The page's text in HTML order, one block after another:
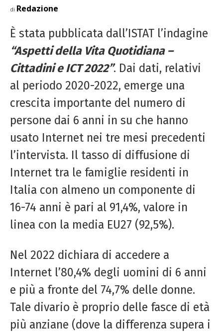
di Redazione
È stata pubblicata dall’ISTAT l’indagine
“Aspetti della Vita Quotidiana –
Cittadini e ICT 2022”. Dai dati, relativi
al periodo 2020-2022, emerge una
crescita importante del numero di
persone dai 6 anni in su che hanno
usato Internet nei tre mesi precedenti
l’intervista. Il tasso di diffusione di
Internet tra le famiglie residenti in
Italia con almeno un componente di
16-74 anni è pari al 91,4%, valore in
linea con la media EU27 (92,5%).
Nel 2022 dichiara di accedere a
Internet l’80,4% degli uomini di 6 anni
e più a fronte del 74,7% delle donne.
Tale divario è proprio delle fasce di età
più anziane (dove la differenza supera i